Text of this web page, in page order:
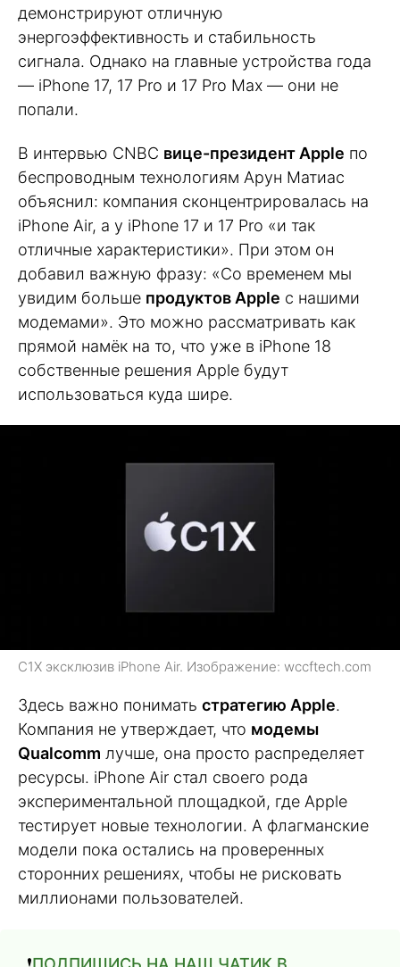
демонстрируют отличную
энергоэффективность и стабильность
сигнала. Однако на главные устройства года
— iPhone 17, 17 Pro и 17 Pro Max — они не
попали.
В интервью CNBC вице-президент Apple по
беспроводным технологиям Арун Матиас
объяснил: компания сконцентрировалась на
iPhone Air, а у iPhone 17 и 17 Pro «и так
отличные характеристики». При этом он
добавил важную фразу: «Со временем мы
увидим больше продуктов Apple с нашими
модемами». Это можно рассматривать как
прямой намёк на то, что уже в iPhone 18
собственные решения Apple будут
использоваться куда шире.
C1X эксклюзив iPhone Air. Изображение: wccftech.com
Здесь важно понимать стратегию Apple.
Компания не утверждает, что модемы
Qualcomm лучше, она просто распределяет
ресурсы. iPhone Air стал своего рода
экспериментальной площадкой, где Apple
тестирует новые технологии. А флагманские
модели пока остались на проверенных
сторонних решениях, чтобы не рисковать
миллионами пользователей.